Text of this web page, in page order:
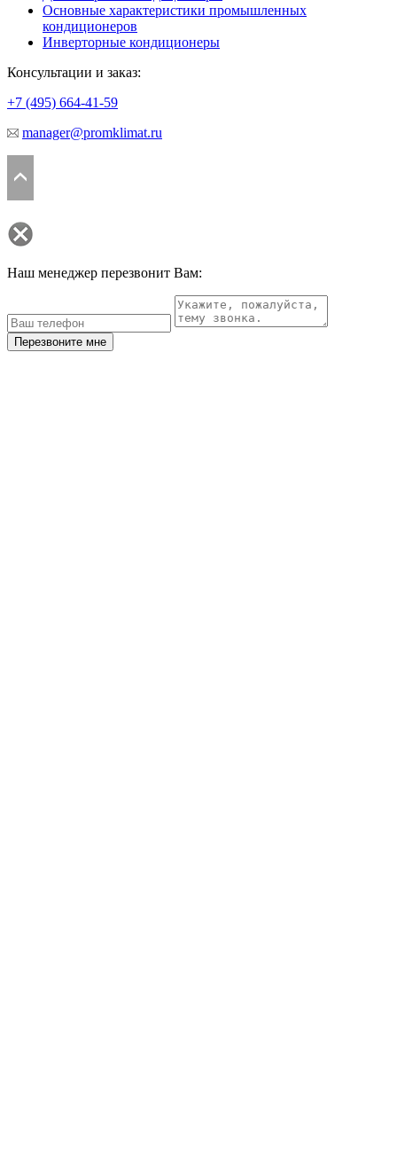
Основные характеристики промышленных
кондиционеров
Инверторные кондиционеры
Консультации и заказ:
+7 (495) 664-41-59
manager@promklimat.ru
Наш менеджер перезвонит Вам:
Перезвоните мне